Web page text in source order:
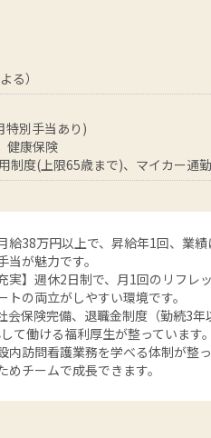
る）
特別手当あり)
健康保険
制度(上限65歳まで)、マイカー通
給38万円以上で、昇給年1回、業
が魅力です。
実】週休2日制で、月1回のリフレ
の両立がしやすい環境です。
会保険完備、退職金制度（勤続3
て働ける福利厚生が整っています。
内訪問看護業務を学べる体制が整
チームで成長できます。